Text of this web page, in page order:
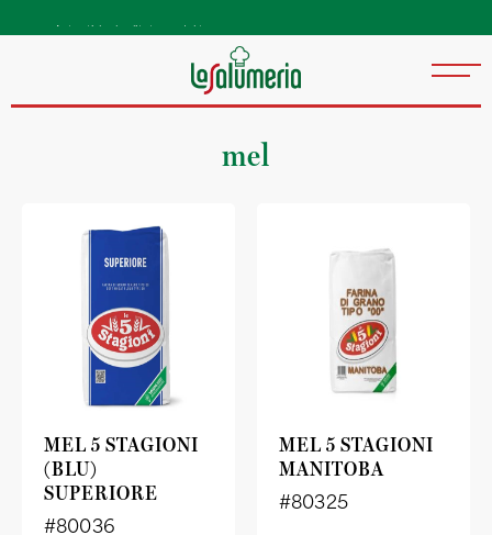
mel
MEL 5 STAGIONI
(BLU)
SUPERIORE
#80036
MEL 5 STAGIONI
MANITOBA
#80325